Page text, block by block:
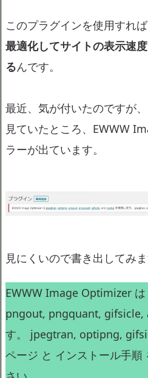
このプラグインを使用すれば
最適化してサイトの表示速
るんです。
最近、気が付いたのですが
見ていたところ、EWWW
ラーが出ています。
見にくいので書き出してみま
EWWW Image Optimizer
pngout, pngquant, gifsicle,
す。 jpegtran, optipng,
ページ と インストール手順